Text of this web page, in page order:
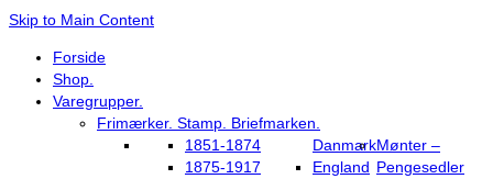
Skip to Main Content
Forside
Shop.
Varegrupper.
Frimærker. Stamp. Briefmarken.
Danmark
1851-1874
1875-1917
England
Mønter –
Pengesedler